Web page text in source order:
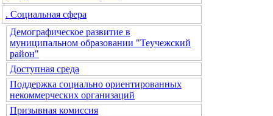
. Социальная сфера
Демографическое развитие в
муниципальном образовании "Теучежский
район"
Доступная среда
Поддержка социально ориентированных
некоммерческих организаций
Призывная комиссия